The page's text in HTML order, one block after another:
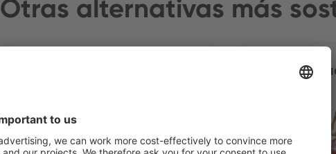
Otras alternativas más
Uva roja